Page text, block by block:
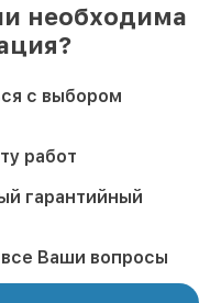
необходима
с выбором
работ
гарантийный
Ваши вопросы